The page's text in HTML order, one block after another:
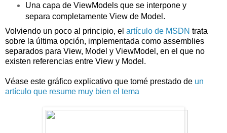
Una capa de ViewModels que se interpone y
separa completamente View de Model.
Volviendo un poco al principio, el artículo de MSDN trata
sobre la última opción, implementada como assemblies
separados para View, Model y ViewModel, en el que no
existen referencias entre View y Model.
Véase este gráfico explicativo que tomé prestado de un
artículo que resume muy bien el tema